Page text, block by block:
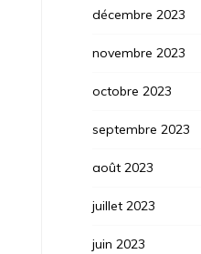
décembre 2023
novembre 2023
octobre 2023
septembre 2023
août 2023
juillet 2023
juin 2023